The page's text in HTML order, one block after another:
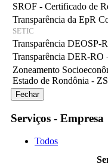
SROF - Certificado de
Transparência da EpR
SETIC
Transparência DEOSP-
Transparência DER-RO
Zoneamento
Estado de Rondônia -
Fechar
Serviços - Empresa
Todos